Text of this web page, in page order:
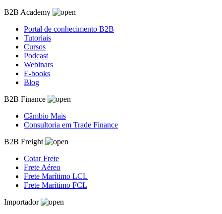
B2B Academy
Portal de conhecimento B2B
Tutoriais
Cursos
Podcast
Webinars
E-books
Blog
B2B Finance
Câmbio Mais
Consultoria em Trade Finance
B2B Freight
Cotar Frete
Frete Aéreo
Frete Marítimo LCL
Frete Marítimo FCL
Importador